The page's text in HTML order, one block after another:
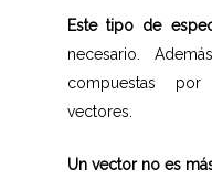
Este tipo de
necesario.
compuestas por
vectores.
Un vector no es